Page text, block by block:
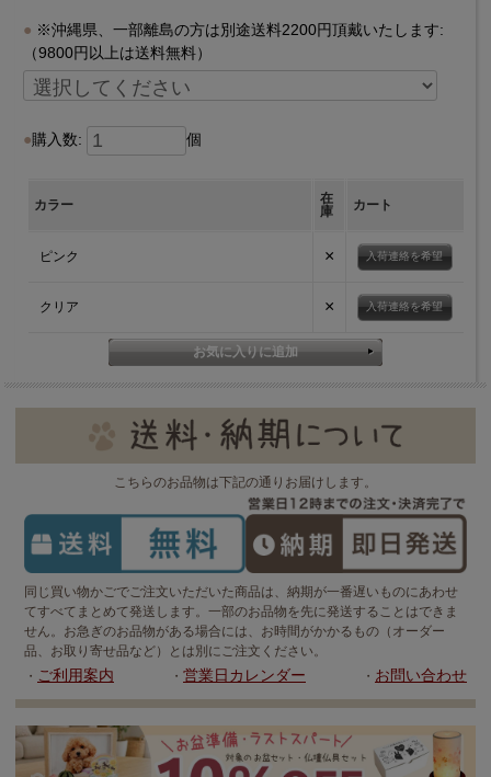
※沖縄県、一部離島の方は別途送料2200円頂戴いたします:
（9800円以上は送料無料）
購入数: 個
カラー
在
庫
カート
ピンク × 入荷連絡を希望
クリア × 入荷連絡を希望
こちらのお品物は下記の通りお届けします。
同じ買い物かごでご注文いただいた商品は、納期が一番遅いものにあわせ
てすべてまとめて発送します。一部のお品物を先に発送することはできま
せん。お急ぎのお品物がある場合には、お時間がかかるもの（オーダー
品、お取り寄せ品など）とは別にご注文ください。
・ ご利用案内 ・ 営業日カレンダー ・ お問い合わせ